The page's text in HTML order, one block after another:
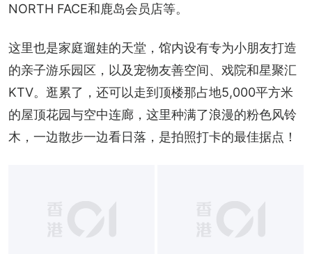
NORTH FACE和鹿岛会员店等。
这里也是家庭遛娃的天堂，馆内设有专为小朋友打造
的亲子游乐园区，以及宠物友善空间、戏院和星聚汇
KTV。逛累了，还可以走到顶楼那占地5,000平方米
的屋顶花园与空中连廊，这里种满了浪漫的粉色风铃
木，一边散步一边看日落，是拍照打卡的最佳据点！